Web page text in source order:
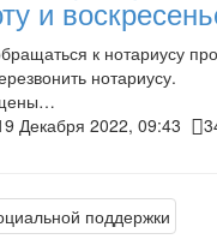
и
к нотариусу
нотариусу.
Декабря 2022, 09:43